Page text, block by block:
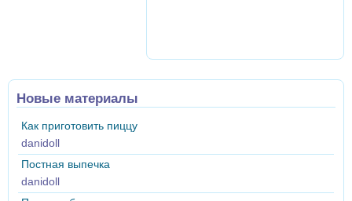
Новые материалы
Как приготовить пиццу
danidoll
Постная выпечка
danidoll